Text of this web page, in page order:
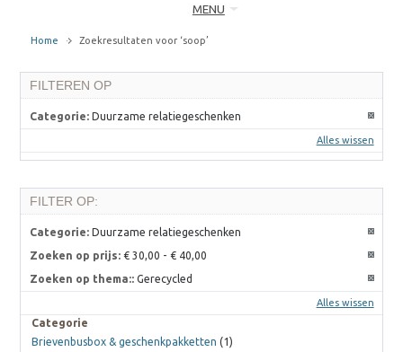
MENU
Home Zoekresultaten voor ‘soop’
FILTEREN OP
Categorie: Duurzame relatiegeschenken
Alles wissen
FILTER OP:
Categorie: Duurzame relatiegeschenken
Zoeken op prijs: € 30,00 -€ 40,00
Zoeken op thema:: Gerecycled
Alles wissen
Categorie
Brievenbusbox & geschenkpakketten (1)